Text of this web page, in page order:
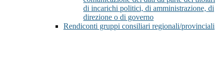
di incarichi politici, di amministrazione, di
direzione o di governo
Rendiconti gruppi consiliari regionali/provinciali